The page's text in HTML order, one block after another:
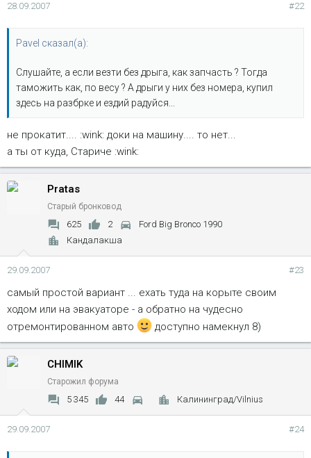
28.09.2007 #22
Pavel сказал(а):
Слушайте, а если везти без дрыга, как запчасть ? Тогда
таможить как, по весу ? А дрыги у них без номера, купил
здесь на разбрке и ездий радуйся...
не прокатит.... :wink: доки на машину.... то нет...
а ты от куда, Стариче :wink:
Pratas
Старый бронковод
625 2
Ford Big Bronco 1990
Кандалакша
29.09.2007 #23
самый простой вариант ... ехать туда на корыте своим
ходом или на эвакуаторе - а обратно на чудесно
отремонтированном авто
доступно намекнул 8)
CHIMIK
Старожил форума
5 345 44 Калининград/Vilnius
29.09.2007 #24